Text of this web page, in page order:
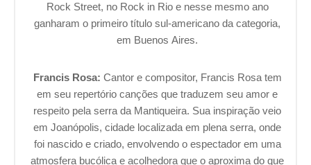
Rock Street, no Rock in Rio e nesse mesmo ano
ganharam o primeiro título sul-americano da categoria,
em Buenos Aires.
Francis Rosa: Cantor e compositor, Francis Rosa tem
em seu repertório canções que traduzem seu amor e
respeito pela serra da Mantiqueira. Sua inspiração veio
em Joanópolis, cidade localizada em plena serra, onde
foi nascido e criado, envolvendo o espectador em uma
atmosfera bucólica e acolhedora que o aproxima do que